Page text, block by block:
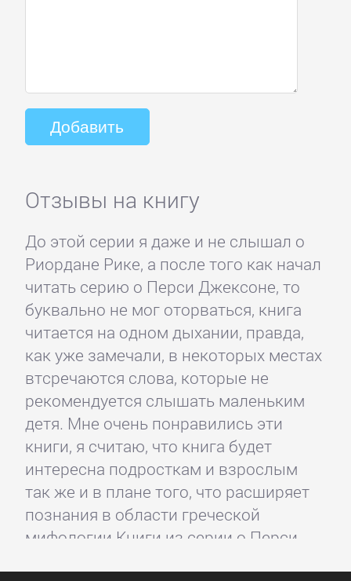
Отзывы на книгу
До этой серии я даже и не слышал о
Риордане Рике, а после того как начал
читать серию о Перси Джексоне, то
буквально не мог оторваться, книга
читается на одном дыхании, правда,
как уже замечали, в некоторых местах
втсречаются слова, которые не
рекомендуется слышать маленьким
детя. Мне очень понравились эти
книги, я считаю, что книга будет
интересна подросткам и взрослым
так же и в плане того, что расширяет
познания в области греческой
мифологии Книги из серии о Перси